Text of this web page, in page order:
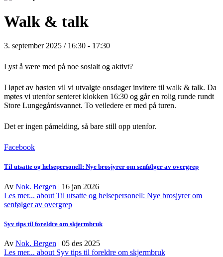
Walk & talk
3. september 2025 / 16:30 - 17:30
Lyst å være med på noe sosialt og aktivt?
I løpet av høsten vil vi utvalgte onsdager invitere til walk & talk. Da
møtes vi utenfor senteret klokken 16:30 og går en rolig runde rundt
Store Lungegårdsvannet. To veiledere er med på turen.
Det er ingen påmelding, så bare still opp utenfor.
Facebook
Til utsatte og helsepersonell: Nye brosjyrer om senfølger av overgrep
Av Nok. Bergen | 16 jan 2026
Les mer... about Til utsatte og helsepersonell: Nye brosjyrer om
senfølger av overgrep
Syv tips til foreldre om skjermbruk
Av Nok. Bergen | 05 des 2025
Les mer... about Syv tips til foreldre om skjermbruk